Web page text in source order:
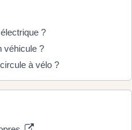
?
véhicule ?
à vélo ?